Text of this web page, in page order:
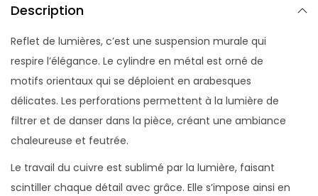
Description
Reflet de lumières, c’est une suspension murale qui
respire l’élégance. Le cylindre en métal est orné de
motifs orientaux qui se déploient en arabesques
délicates. Les perforations permettent à la lumière de
filtrer et de danser dans la pièce, créant une ambiance
chaleureuse et feutrée.
Le travail du cuivre est sublimé par la lumière, faisant
scintiller chaque détail avec grâce. Elle s’impose ainsi en